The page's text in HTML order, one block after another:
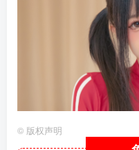
© 版权声明